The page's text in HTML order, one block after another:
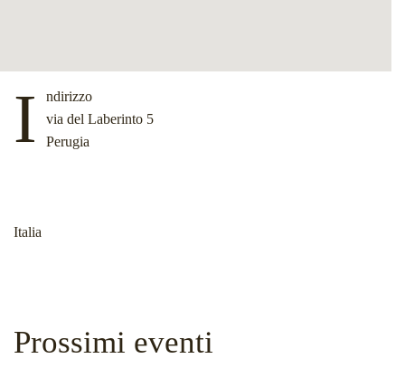
I
ndirizzo
via del Laberinto 5
Perugia
Italia
Prossimi eventi